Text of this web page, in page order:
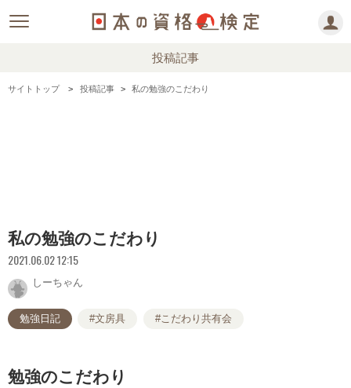
投稿記事
サイトトップ 投稿記事 私の勉強のこだわり
私の勉強のこだわり
2021.06.02 12:15
しーちゃん
勉強日記 #文房具 #こだわり共有会
勉強のこだわり